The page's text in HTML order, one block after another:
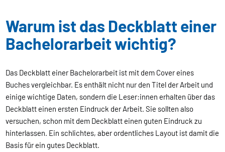
Warum ist das Deckblatt einer
Bachelorarbeit wichtig?
Das Deckblatt einer Bachelorarbeit ist mit dem Cover eines
Buches vergleichbar. Es enthält nicht nur den Titel der Arbeit und
einige wichtige Daten, sondern die Leser:innen erhalten über das
Deckblatt einen ersten Eindruck der Arbeit. Sie sollten also
versuchen, schon mit dem Deckblatt einen guten Eindruck zu
hinterlassen. Ein schlichtes, aber ordentliches Layout ist damit die
Basis für ein gutes Deckblatt.